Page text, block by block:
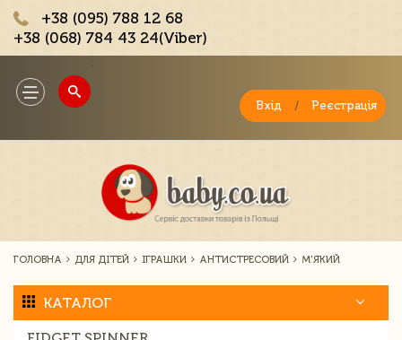
+38 (095) 788 12 68
+38 (068) 784 43 24(Viber)
Toggle
navigation
Вхід / Реєстрація
ГОЛОВНА ДЛЯ ДІТЕЙ ІГРАШКИ АНТИСТРЕСОВИЙ М'ЯКИЙ
КАТАЛОГ